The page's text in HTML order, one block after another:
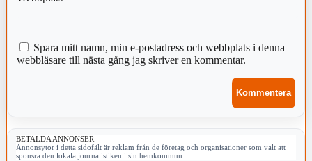
Spara mitt namn, min e-postadress och webbplats i denna
webbläsare till nästa gång jag skriver en kommentar.
BETALDA ANNONSER
Annonsytor i detta sidofält är reklam från de företag och organisationer som valt att
sponsra den lokala journalistiken i sin hemkommun.